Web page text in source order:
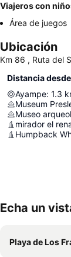
Viajeros con
Área de juegos
Ubicación
Km 86 , Ruta del
Distancia
Ayampe: 1.3
Museum
Museo
mirador el
Humpback
Echa un
Playa de Los